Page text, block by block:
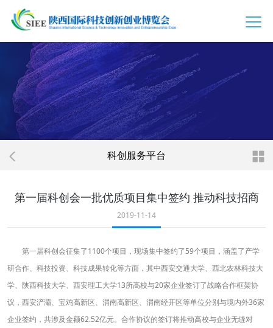
科创服务平台
第一届科创会一批优质项目集中签约 推动科技招商
2019-11-14
第一届科创会征集了1100个项目，现场集中签约了59个项目，涵盖了产学
研合作、科技投资、科技成果转化等方面，其中西安交通大学、西北农林科技大
学、陕西科技大学、西安理工大学13所高校与20家企业签订了战略合作框架协
议，西安浐灞、宝鸡高新区、渭南高新区、渭南经开区等单位分别与境内外36家
企业签约，共涉及金额62.52亿元。合作协议的签订将推动高校与企业无缝对